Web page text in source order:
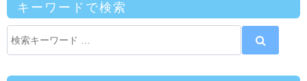
キーワードで検索